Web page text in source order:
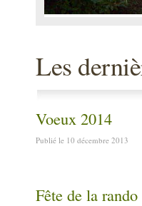
Les
Voeux 2014
Publié le 10 décembre 2013
Fête de la